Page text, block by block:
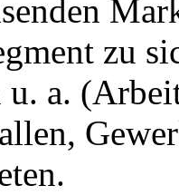
zu
u. a.